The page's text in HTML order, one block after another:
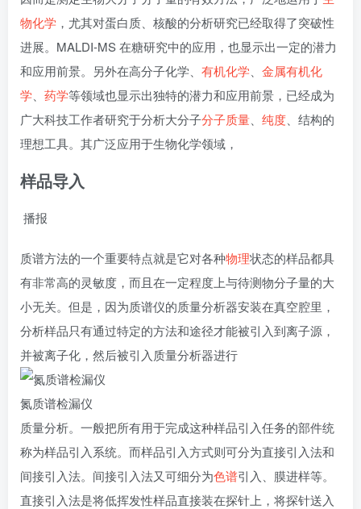
物化学 ，尤其对蛋白质、核酸的分析研究已经取得了突破性
进展。MALDI-MS 在糖研究中的应用，也显示出一定的潜力
和应用前景。另外在高分子化学、 有机化学
金属有机化
学
药学等领域也显示出独特的潜力和应用前景，已经成为
广大科技工作者研究于分析大分子分子质量 纯度 、结构的
理想工具。其广泛应用于生物化学领域，
样品导入
播报
质谱方法的一个重要特点就是它对各种物理状态的样品都具
有非常高的灵敏度，而且在一定程度上与待测物分子量的大
小无关。但是，因为质谱仪的质量分析器安装在真空腔里，
分析样品只有通过特定的方法和途径才能被引入到离子源，
并被离子化，然后被引入质量分析器进行
氮质谱检漏仪
质量分析。一般把所有用于完成这种样品引入任务的部件统
称为样品引入系统。而样品引入方式则可分为直接引入法和
间接引入法。间接引入法又可细分为色谱引入、膜进样等。
直接引入法是将低挥发性样品直接装在探针上，将探针送入